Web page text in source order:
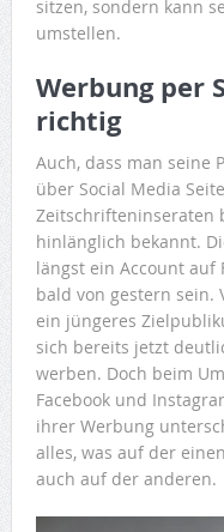
sitzen, sondern kann
umstellen.
Werbung per
richtig
Auch, dass man seine
über Social Media
Zeitschrifteninseraten
hinlänglich bekannt.
längst ein Account auf
bald von gestern sein.
ein jüngeres
sich bereits jetzt
werben. Doch beim
Facebook und
ihrer Werbung
alles, was auf der
auch auf der anderen.